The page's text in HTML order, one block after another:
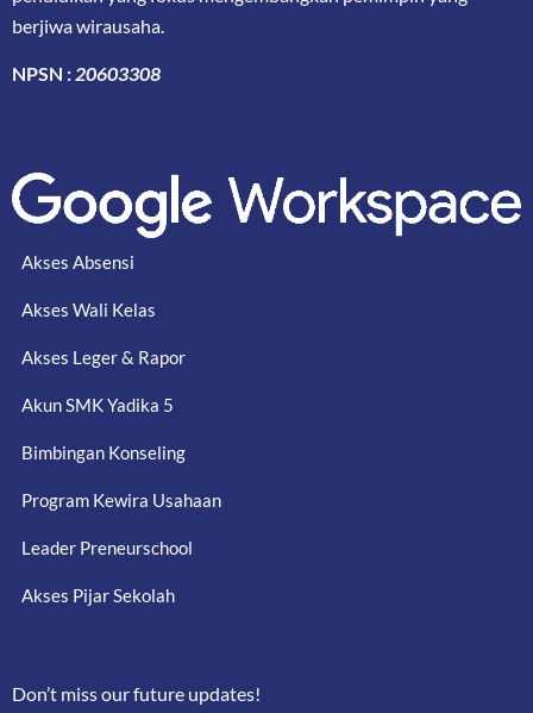
berjiwa wirausaha.
NPSN :20603308
Akses Absensi
Akses Wali Kelas
Akses Leger & Rapor
Akun SMK Yadika 5
Bimbingan Konseling
Program Kewira Usahaan
Leader Preneurschool
Akses Pijar Sekolah
Don’t miss our future updates!